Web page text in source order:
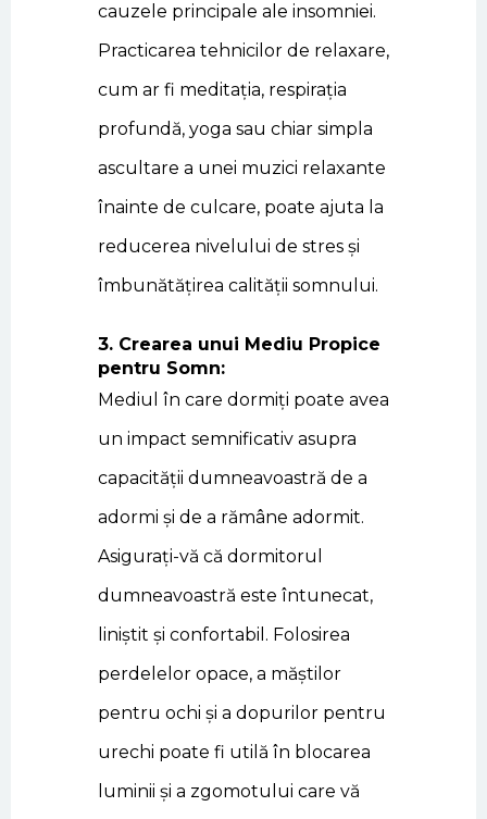
cauzele principale ale insomniei.
Practicarea tehnicilor de relaxare,
cum ar fi meditația, respirația
profundă, yoga sau chiar simpla
ascultare a unei muzici relaxante
înainte de culcare, poate ajuta la
reducerea nivelului de stres și
îmbunătățirea calității somnului.
3. Crearea unui Mediu Propice
pentru Somn:
Mediul în care dormiți poate avea
un impact semnificativ asupra
capacității dumneavoastră de a
adormi și de a rămâne adormit.
Asigurați-vă că dormitorul
dumneavoastră este întunecat,
liniștit și confortabil. Folosirea
perdelelor opace, a măștilor
pentru ochi și a dopurilor pentru
urechi poate fi utilă în blocarea
luminii și a zgomotului care vă